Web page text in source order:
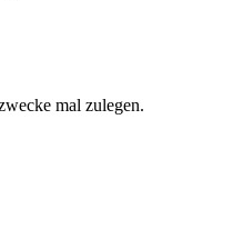
mal zulegen.